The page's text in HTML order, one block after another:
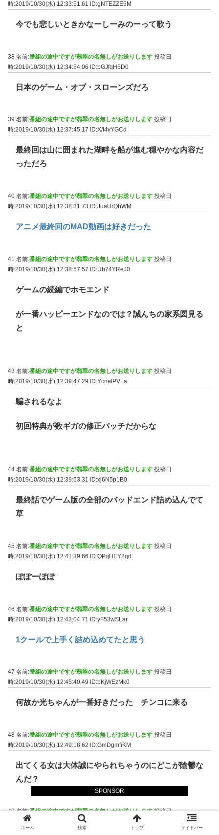
SPONSOR
時:2019/10/30(水) 12:33:51.61
ID:gNTEZZE5M
今でも悲しいときかなーしーみのーって歌う
38 名前:番組の途中ですが翡翠の名無しがお送りします 投稿日
時:2019/10/30(水) 12:34:54.06 ID:bGJfqH5D0
日本のゲーム・オブ・スローンズだろ
39 名前:番組の途中ですが翡翠の名無しがお送りします 投稿日
時:2019/10/30(水) 12:37:45.17
ID:X/t4vYGCd
最終回は山に囲まれた湖畔を船が進む穏やかな内容だ
っただろ
40 名前:番組の途中ですが翡翠の名無しがお送りします 投稿日
時:2019/10/30(水) 12:38:31.73
ID:JuaUrQhWM
アニメ最終回のMAD動画は好きだった
41 名前:番組の途中ですが翡翠の名無しがお送りします 投稿日
時:2019/10/30(水) 12:38:57.57 ID:Ub74YReJ0
ゲームの続編でホモエンド
が一番ハッピーエンドなのでは？誠んちの家系図見る
と
43 名前:番組の途中ですが翡翠の名無しがお送りします 投稿日
時:2019/10/30(水) 12:39:47.29
ID:YcnelPV+a
騙されるなよ
初回特典が数ギガの修正パッチだからな
44 名前:番組の途中ですが翡翠の名無しがお送りします 投稿日
時:2019/10/30(水) 12:39:53.31
ID:xj6N5p1B0
最終話でゲーム版の全部のバッドエンド詰め込んでて
草
45 名前:番組の途中ですが翡翠の名無しがお送りします 投稿日
時:2019/10/30(水) 12:41:39.66
ID:QPqHEY2qd
ぽぽーぽぽ
46 名前:番組の途中ですが翡翠の名無しがお送りします 投稿日
時:2019/10/30(水) 12:43:04.71 ID:yF53wSLar
1クールで上手く詰め込めてたと思う
47 名前:番組の途中ですが翡翠の名無しがお送りします 投稿日
時:2019/10/30(水) 12:45:40.49
ID:bKjWEzMk0
何故か光ちゃんが一番好きだった チンコに来る
48 名前:番組の途中ですが翡翠の名無しがお送りします 投稿日
時:2019/10/30(水) 12:49:18.62 ID:GmDgmfiKM
出てくる女は大体誠にやられちゃうのにどこが陰鬱な
んだ？
49 名前:番組の途中ですが翡翠の名無しがお送りします投稿日
時:2019/10/30(水) 12:51:22.39
ホーム 検索 トップ サイドバー